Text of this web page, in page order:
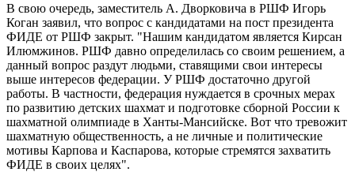
В свою очередь, заместитель А. Дворковича в РШФ Игорь
Коган заявил, что вопрос с кандидатами на пост президента
ФИДЕ от РШФ закрыт. "Нашим кандидатом является Кирсан
Илюмжинов. РШФ давно определилась со своим решением, а
данный вопрос раздут людьми, ставящими свои интересы
выше интересов федерации. У РШФ достаточно другой
работы. В частности, федерация нуждается в срочных мерах
по развитию детских шахмат и подготовке сборной России к
шахматной олимпиаде в Ханты-Мансийске. Вот что тревожит
шахматную общественность, а не личные и политические
мотивы Карпова и Каспарова, которые стремятся захватить
ФИДЕ в своих целях".